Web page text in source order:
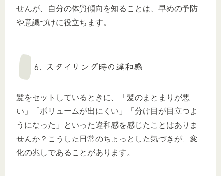
せんが、自分の体質傾向を知ることは、早めの予防
や意識づけに役立ちます。
6. スタイリング時の違和感
髪をセットしているときに、「髪のまとまりが悪
い」「ボリュームが出にくい」「分け目が目立つよ
うになった」といった違和感を感じたことはありま
せんか？こうした日常のちょっとした気づきが、変
化の兆しであることがあります。